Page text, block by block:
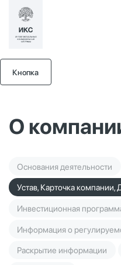
Кнопка
О
Основания деятельности
Устав, Карточка компании,
Инвестиционная
Информация о
Раскрытие информации